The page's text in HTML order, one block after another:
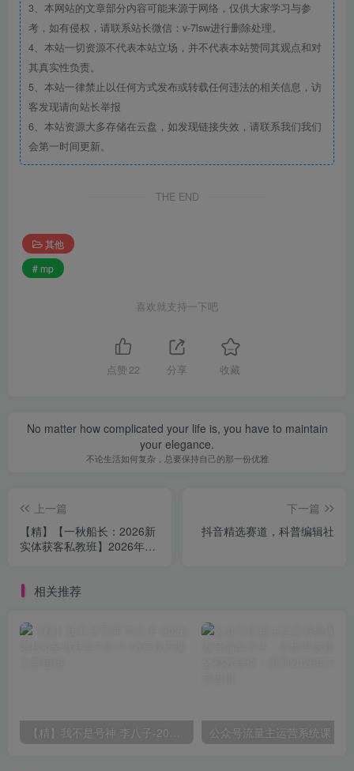
3、本网站的文章部分内容可能来源于网络，仅供大家学习与参
考，如有侵权，请联系站长微信：v-7lsw进行删除处理。
4、本站一切资源不代表本站立场，并不代表本站赞同其观点和对
其真实性负责。
5、本站一律禁止以任何方式发布或转载任何违法的相关信息，访
客发现请向站长举报
6、本站资源大多存储在云盘，如发现链接失效，请联系我们我们
会第一时间更新。
THE END
其他
# mp
喜欢就支持一下吧
点赞 22 分享 收藏
No matter how complicated your life is, you have to maintain
your elegance.
不论生活如何复杂，总要保持自己的那一份优雅
上一篇
【精】【一秋船长：2026新
实体获客私教班】2026年5
下一篇
抖音精选赛道，科普编辑社
相关推荐